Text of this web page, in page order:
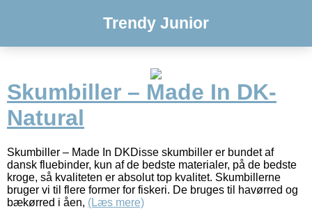
Trendy Junior
Skumbiller – Made In DK-
Natural
Skumbiller – Made In DKDisse skumbiller er bundet af
dansk fluebinder, kun af de bedste materialer, på de bedste
kroge, så kvaliteten er absolut top kvalitet. Skumbillerne
bruger vi til flere former for fiskeri. De bruges til havørred og
bækørred i åen, (Læs mere)